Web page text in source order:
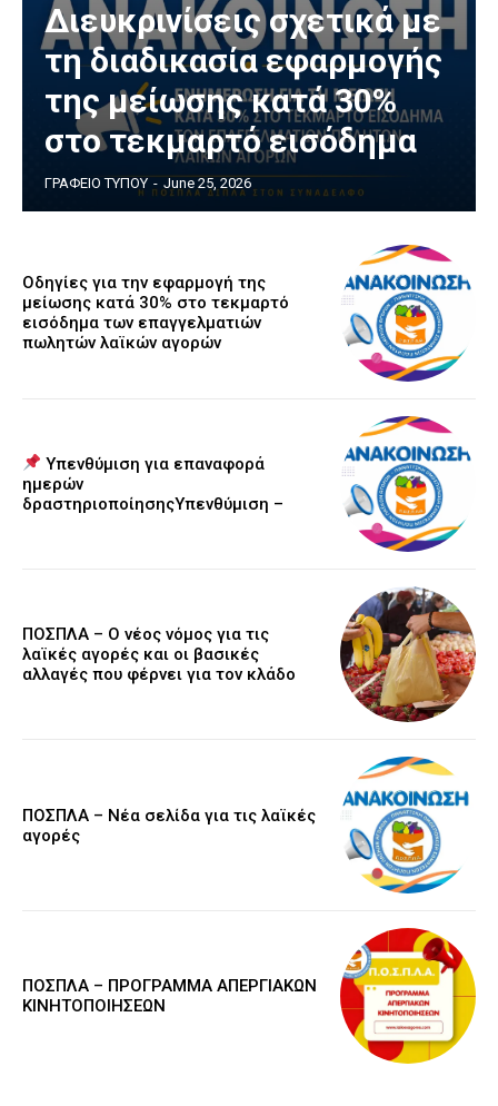
Διευκρινίσεις σχετικά με
τη διαδικασία εφαρμογής
της μείωσης κατά 30%
στο τεκμαρτό εισόδημα
ΓΡΑΦΕΙΟ ΤΥΠΟΥ - June 25, 2026
Οδηγίες για την εφαρμογή της
μείωσης κατά 30% στο τεκμαρτό
εισόδημα των επαγγελματιών
πωλητών λαϊκών αγορών
Υπενθύμιση για επαναφορά
ημερών
δραστηριοποίησηςΥπενθύμιση –
ΠΟΣΠΛΑ – Ο νέος νόμος για τις
λαϊκές αγορές και οι βασικές
αλλαγές που φέρνει για τον κλάδο
ΠΟΣΠΛΑ – Νέα σελίδα για τις λαϊκές
αγορές
ΠΟΣΠΛΑ – ΠΡΟΓΡΑΜΜΑ ΑΠΕΡΓΙΑΚΩΝ
ΚΙΝΗΤΟΠΟΙΗΣΕΩΝ